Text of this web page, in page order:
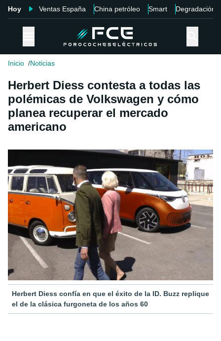
Hoy Ventas España China petróleo Smart Degradación
Inicio Noticias
Herbert Diess contesta a todas las
polémicas de Volkswagen y cómo
planea recuperar el mercado
americano
Herbert Diess confía en que el éxito de la ID. Buzz replique
el de la clásica furgoneta de los años 60